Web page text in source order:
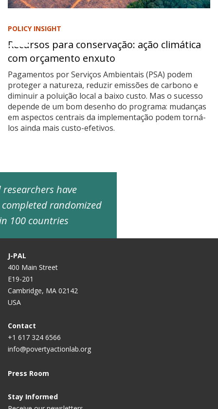
POLICY INSIGHT
Recursos para conservação: ação climática
com orçamento enxuto
Pagamentos por Serviços Ambientais (PSA) podem
proteger a natureza, reduzir emissões de carbono e
diminuir a poluição local a baixo custo. Mas o sucesso
depende de um bom desenho do programa: mudanças
em aspectos centrais da implementação podem torná-
los ainda mais custo-efetivos.
researchers have
randomized
100 countries
J-PAL
400 Main Street
E19-201
Cambridge, MA 02142
USA
Contact
+1 617 324 6566
info@povertyactionlab.org
Press Room
Stay Informed